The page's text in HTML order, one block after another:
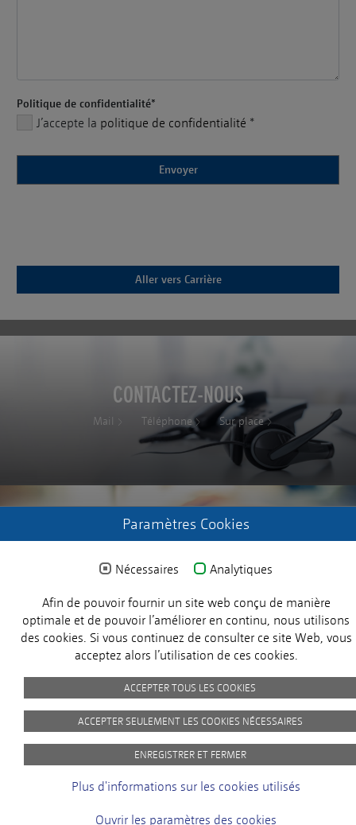
X
Customer Satisfaction
At MICROSENS, the satisfaction of our
customers is our top priority. You will help
Politique de confidentialité*
J’accepte la politique de confidentialité *
Aller vers Carrière
CONTACTEZ-NOUS
Mail Téléphone Sur place
ENREGISTREZ-VOUS
Demander les données d'accès
© 2024 MICROSENS. Tous droits réservés.
Imprint Privacy Policy picture-credits GTC
Paramètres Cookies
Nécessaires Analytiques
Afin de pouvoir fournir un site web conçu de manière
optimale et de pouvoir l’améliorer en continu, nous utilisons
des cookies. Si vous continuez de consulter ce site Web, vous
acceptez alors l’utilisation de ces cookies.
ACCEPTER TOUS LES COOKIES
ACCEPTER SEULEMENT LES COOKIES NÉCESSAIRES
ENREGISTRER ET FERMER
Plus d'informations sur les cookies utilisés
Ouvrir les paramètres des cookies